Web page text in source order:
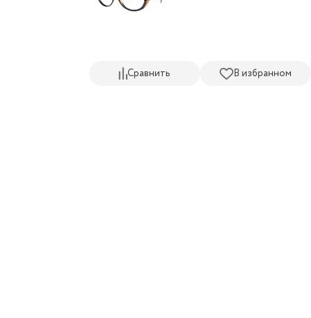
Сравнить В избранном